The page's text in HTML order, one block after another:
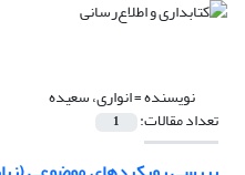
نویسنده =انواری، سعیده
تعداد مقالات: 1